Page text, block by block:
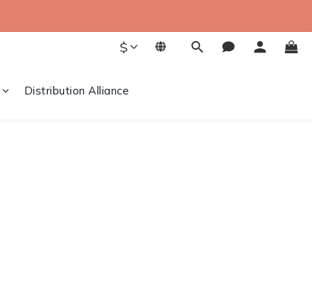
$
Distribution Alliance